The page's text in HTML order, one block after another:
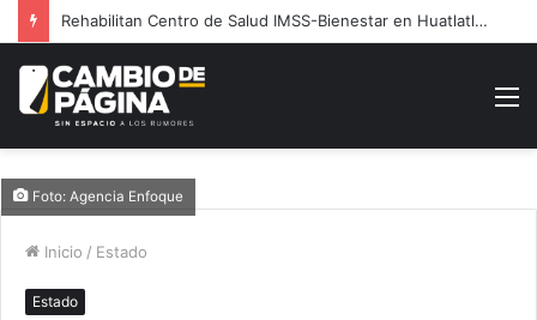
Rehabilitan Centro de Salud IMSS-Bienestar en Huatlatlauca
Foto: Agencia Enfoque
Inicio / Estado
Estado